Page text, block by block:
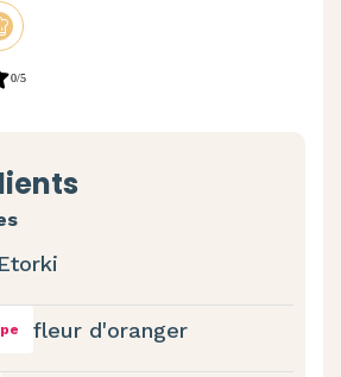
0/5
Etorki
fleur d'oranger